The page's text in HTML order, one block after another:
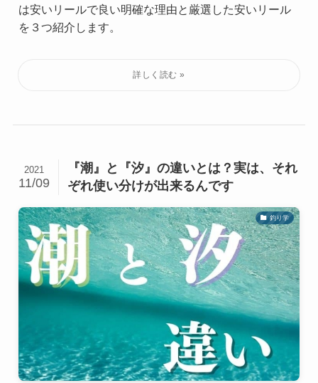
は安いリールで良い明確な理由と厳選した安いリール
を３つ紹介します。
『潮』と『汐』の違いとは？実は、それ
ぞれ使い分けが出来るんです
2021
11/09
釣り学